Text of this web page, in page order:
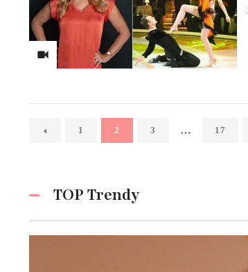
1 2 3 … 17
TOP Trendy